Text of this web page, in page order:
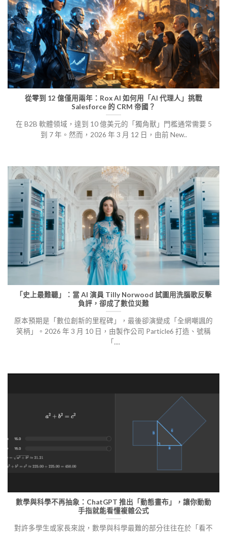
從零到 12 億僅用兩年：Rox AI 如何用「AI 代理人」挑戰
Salesforce 的 CRM 帝國？
在 B2B 軟體領域，達到 10 億美元的「獨角獸」門檻通常需要 5
到 7 年。然而，2026 年 3 月 12 日，由前 New..
「史上最難聽」：當 AI 演員 Tilly Norwood 試圖用洗腦歌反擊
負評，卻成了數位災難
原本預期是「數位創新的里程碑」，最後卻演變成「全網嘲諷的
笑柄」。2026 年 3 月 10 日，由製作公司 Particle6 打造、號稱
「....
數學與科學不再抽象：ChatGPT 推出「動態畫布」，讓你動動
手指就能看懂複雜公式
對許多學生或家長來說，數學與科學最難的部分往往在於「看不